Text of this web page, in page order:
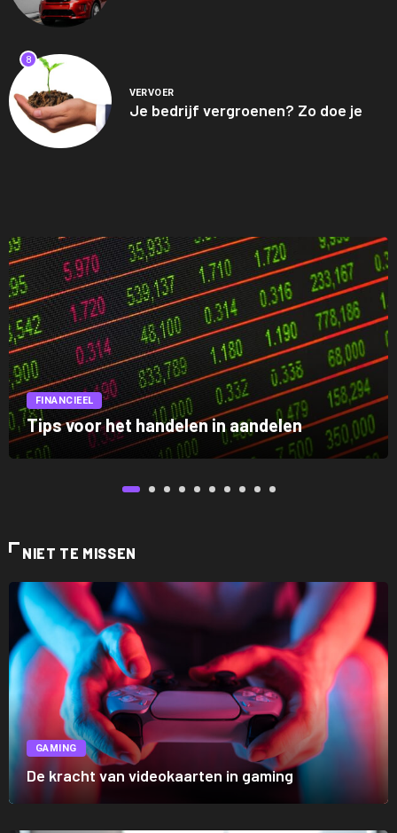
8
VERVOER
Je bedrijf vergroenen? Zo doe je
FINANCIEEL
Tips voor het handelen in aandelen
NIET TE MISSEN
GAMING
De kracht van videokaarten in gaming